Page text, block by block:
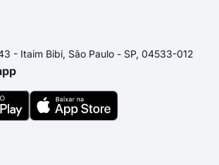
- Itaim Bibi, São Paulo - SP, 04533-012